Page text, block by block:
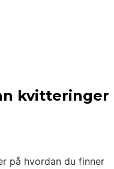
kvitteringer
på hvordan du finner